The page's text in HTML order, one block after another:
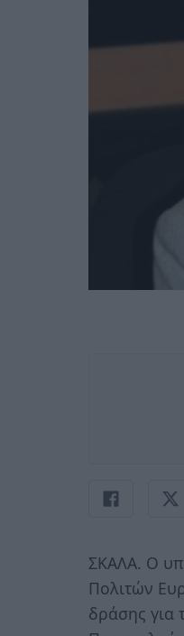
ΣΚΑΛΑ. Ο
Πολιτών
δράσης για